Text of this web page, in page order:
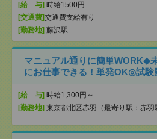
[給 与] 時給1500円
[交通費]交通費支給有り
[勤務地] 藤沢駅
マニュアル通りに簡単WORK◆
にお仕事できる！単発OK◎試験
[給 与] 時給1,300円～
[勤務地] 東京都北区赤羽（最寄り駅：赤羽